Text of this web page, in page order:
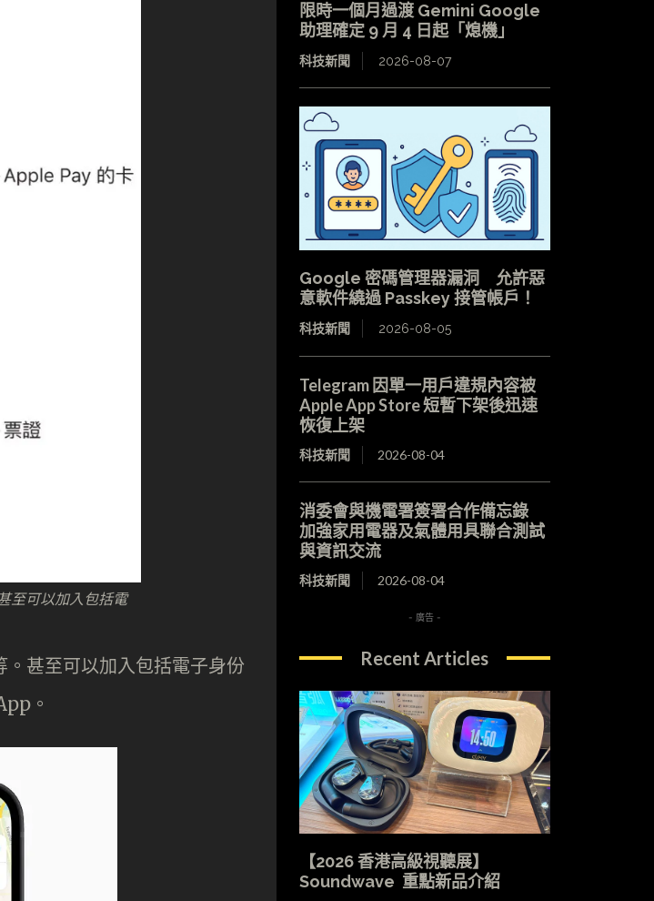
至可以加入包括電
甚至可以加入包括電子身份
。
限時一個月過渡 Gemini Google
助理確定 9 月 4 日起「熄機」
科技新聞 2026-08-07
Google 密碼管理器漏洞 允許惡
意軟件繞過 Passkey 接管帳戶！
科技新聞 2026-08-05
Telegram 因單一用戶違規內容被
Apple App Store 短暫下架後迅速
恢復上架
科技新聞 2026-08-04
消委會與機電署簽署合作備忘錄
加強家用電器及氣體用具聯合測試
與資訊交流
科技新聞 2026-08-04
- 廣告 -
Recent Articles
【2026 香港高級視聽展】
Soundwave 重點新品介紹